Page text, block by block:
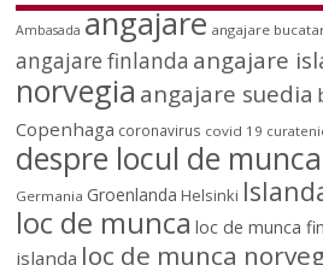
Ambasada angajare angajare
angajare finlanda angajare
norvegia angajare suedia
Copenhaga coronavirus covid 19
despre locul de munca
Germania Groenlanda Helsinki
loc de munca loc de munca
islanda loc de munca